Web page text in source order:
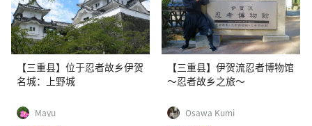
【三重县】位于忍者故乡伊贺
名城：上野城
Mayu
【三重县】伊贺流忍者博物馆
～忍者故乡之旅～
Osawa Kumi